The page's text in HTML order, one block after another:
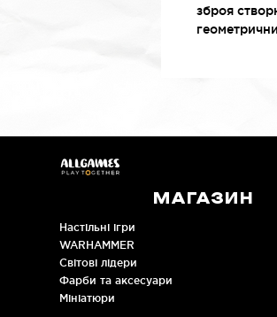
зброя
МАГАЗИН
Настільні ігри
WARHAMMER
Cвітові лідери
Фарби та аксесуари
Мініатюри